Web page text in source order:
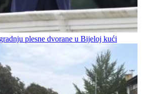
plesne dvorane u Bijeloj kući